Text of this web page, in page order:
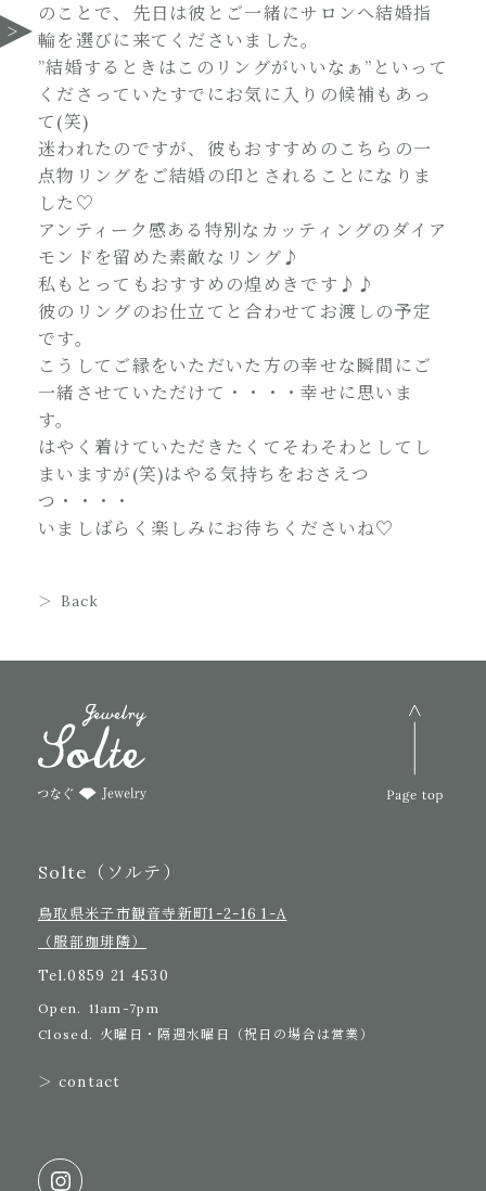
のことで、先日は彼とご一緒にサロンへ結婚指
輪を選びに来てくださいました。
”結婚するときはこのリングがいいなぁ”といって
くださっていたすでにお気に入りの候補もあっ
て(笑)
迷われたのですが、彼もおすすめのこちらの一
点物リングをご結婚の印とされることになりま
した♡
アンティーク感ある特別なカッティングのダイア
モンドを留めた素敵なリング♪
私もとってもおすすめの煌めきです♪♪
彼のリングのお仕立てと合わせてお渡しの予定
です。
こうしてご縁をいただいた方の幸せな瞬間にご
一緒させていただけて・・・・幸せに思いま
す。
はやく着けていただきたくてそわそわとしてし
まいますが(笑)はやる気持ちをおさえつ
つ・・・・
いましばらく楽しみにお待ちくださいね♡
Back
Solte（ソルテ）
鳥取県米子市観音寺新町1-2-16 1-A
（服部珈琲隣）
Tel.0859 21 4530
Open. 11am-7pm
Closed. 火曜日・隔週水曜日（祝日の場合は営業）
＞ contact